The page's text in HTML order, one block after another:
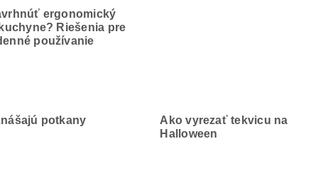
ergonomický
Riešenia pre
používanie
potkany
Ako vyrezať tekvicu na
Halloween